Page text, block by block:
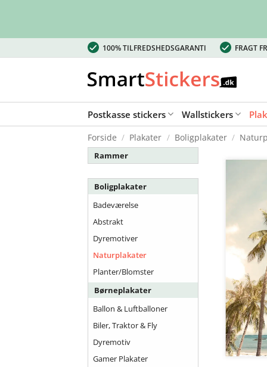
til
100% TILFREDSHEDSGARANTI FRAGT
Postkasse stickers Wallstickers
Forside / Plakater / Boligplakater /
Rammer
Boligplakater
Badeværelse
Abstrakt
Dyremotiver
Naturplakater
Planter/Blomster
Børneplakater
Ballon & Luftballoner
Biler, Traktor & Fly
Dyremotiv
Gamer Plakater